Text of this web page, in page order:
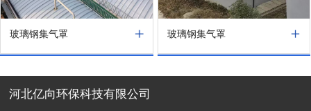
玻璃钢集气罩 玻璃钢集气罩
河北亿向环保科技有限公司